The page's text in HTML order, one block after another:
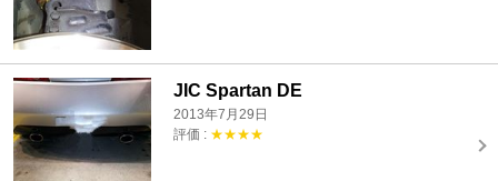
JIC Spartan DE
2013年7月29日
評価 : ★★★★